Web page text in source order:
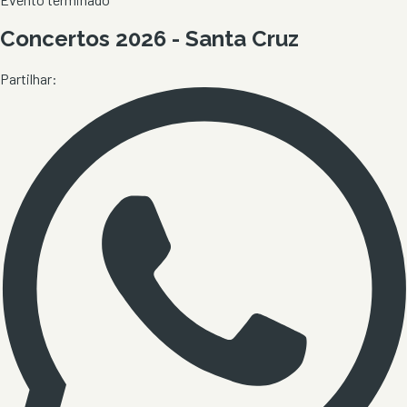
Concertos 2026 - Santa Cruz
Partilhar: